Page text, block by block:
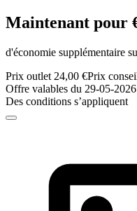
Maintenant pour
d'économie supplémentaire
Prix outlet 24,00 €Prix
Offre valables du 29-05-
Des conditions s’appliquent